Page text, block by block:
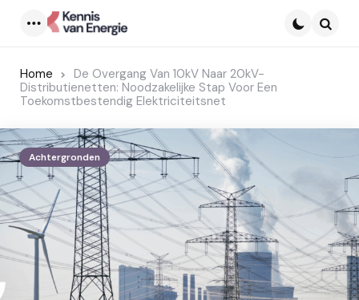
Home
De Overgang Van 10kV Naar 20kV-
Distributienetten: Noodzakelijke Stap Voor Een
Toekomstbestendig Elektriciteitsnet
Achtergronden